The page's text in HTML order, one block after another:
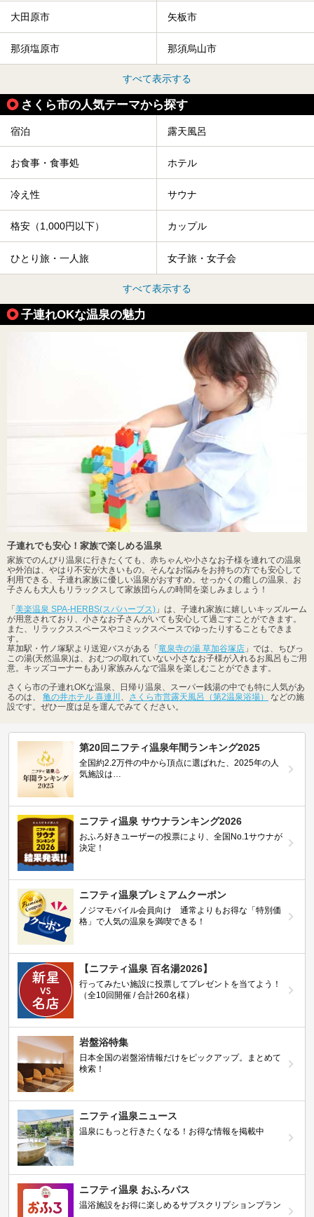
大田原市 矢板市
那須塩原市 那須烏山市
すべて表示する
さくら市の人気テーマから探す
宿泊 露天風呂
お食事・食事処 ホテル
冷え性 サウナ
格安（1,000円以下） カップル
ひとり旅・一人旅 女子旅・女子会
すべて表示する
子連れOKな温泉の魅力
子連れでも安心！家族で楽しめる温泉
家族でのんびり温泉に行きたくても、赤ちゃんや小さなお子様を連れての温泉
や外泊は、やはり不安が大きいもの。そんなお悩みをお持ちの方でも安心して
利用できる、子連れ家族に優しい温泉がおすすめ。せっかくの癒しの温泉、お
子さんも大人もリラックスして家族団らんの時間を楽しみましょう！
「美楽温泉 SPA-HERBS(スパハーブス) 」は、子連れ家族に嬉しいキッズルーム
が用意されており、小さなお子さんがいても安心して過ごすことができます。
また、リラックススペースやコミックスペースでゆったりすることもできま
す。
草加駅・竹ノ塚駅より送迎バスがある「竜泉寺の湯 草加谷塚店 」では、ちびっ
この湯(天然温泉)は、おむつの取れていない小さなお子様が入れるお風呂もご用
意。キッズコーナーもあり家族みんなで温泉を楽しむことができます。
さくら市の子連れOKな温泉、日帰り温泉、スーパー銭湯の中でも特に人気があ
るのは、 亀の井ホテル 喜連川 さくら市営露天風呂（第2温泉浴場）
などの施
設です。ぜひ一度は足を運んでみてください。
第20回ニフティ温泉年間ランキング2025
全国約2.2万件の中から頂点に選ばれた、2025年の人
気施設は…
ニフティ温泉 サウナランキング2026
おふろ好きユーザーの投票により、全国No.1サウナが
決定！
ニフティ温泉プレミアムクーポン
ノジマモバイル会員向け 通常よりもお得な「特別価
格」で人気の温泉を満喫できる！
【ニフティ温泉 百名湯2026】
行ってみたい施設に投票してプレゼントを当てよう！
（全10回開催 / 合計260名様）
岩盤浴特集
日本全国の岩盤浴情報だけをピックアップ。まとめて
検索！
ニフティ温泉ニュース
温泉にもっと行きたくなる！お得な情報を掲載中
ニフティ温泉 おふろパス
温浴施設をお得に楽しめるサブスクリプションプラン